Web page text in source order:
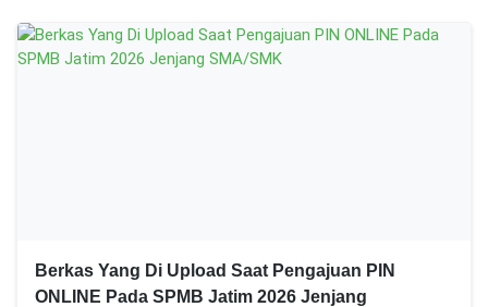
Berkas Yang Di Upload Saat Pengajuan PIN
ONLINE Pada SPMB Jatim 2026 Jenjang